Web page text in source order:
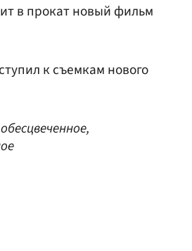
в прокат новый фильм
к съемкам нового